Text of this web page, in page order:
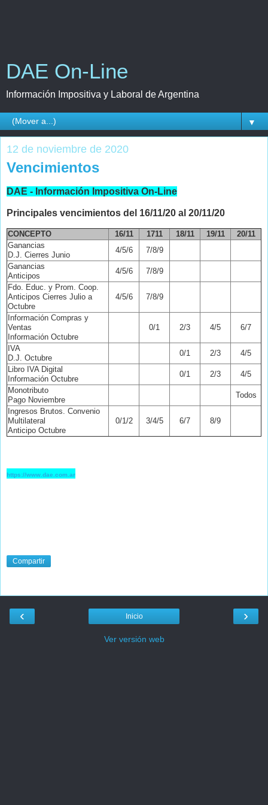
DAE On-Line
Información Impositiva y Laboral de Argentina
▼
12 de noviembre de 2020
Vencimientos
DAE - Información Impositiva On-Line
Principales vencimientos del 16/11/20 al 20/11/20
CONCEPTO 16/11 1711 18/11 19/11
20/11
Ganancias
D.J. Cierres Junio
4/5/6
7/8/9
Ganancias
Anticipos
4/5/6
7/8/9
Fdo. Educ. y Prom. Coop.
Anticipos Cierres Julio a
Octubre
4/5/6 7/8/9
Información Compras y
Ventas
Información Octubre
0/1 2/3 4/5 6/7
IVA
D.J. Octubre
0/1 2/3
4/5
Libro IVA Digital
Información Octubre
0/1 2/3
4/5
Monotributo
Pago Noviembre
Todos
Ingresos Brutos. Convenio
Multilateral
Anticipo Octubre
0/1/2 3/4/5 6/7 8/9
https://www.dae.com.ar
Compartir
‹ ›
Inicio
Ver versión web